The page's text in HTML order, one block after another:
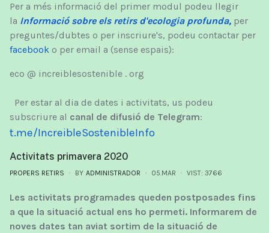
Per a més informació del primer modul podeu llegir
la Informació sobre els retirs d'ecologia profunda, per
preguntes/dubtes o per inscriure's, podeu contactar per
facebook o per email a (sense espais):
eco @ increiblesostenible . org
Per estar al dia de dates i activitats, us podeu
subscriure al canal de difusió de Telegram:
t.me/IncreibleSostenibleInfo
Activitats primavera 2020
PROPERS RETIRS BY ADMINISTRADOR 05.MAR VIST: 3766
Les activitats programades queden postposades fins
a que la situació actual ens ho permeti. Informarem de
noves dates tan aviat sortim de la situació de